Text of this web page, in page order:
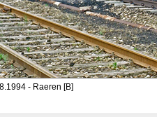
- Raeren [B]